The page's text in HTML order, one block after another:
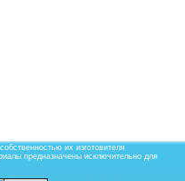
их изготовителя
предназначены исключительно для